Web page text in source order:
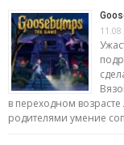
в переходном
родителями умение